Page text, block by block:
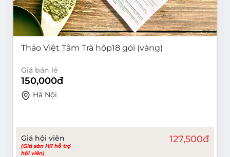
Thảo Việt Tâm Trà hộp18 gói (vàng)
Giá bán lẻ
150,000đ
Hà Nội
Giá hội viên
(Giá sàn Hi1 hỗ trợ
hội viên)
127,500đ